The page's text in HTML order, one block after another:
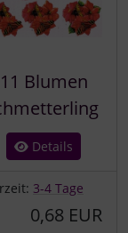
Blumen
Details
3-4 Tage
0,68 EUR